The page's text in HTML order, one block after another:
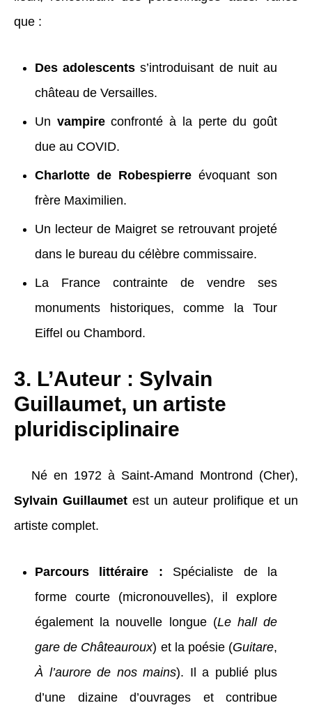
que :
Des adolescents s’introduisant de nuit au
château de Versailles.
Un vampireconfronté à la perte du goût
due au COVID.
Charlotte de Robespierre évoquant son
frère Maximilien.
Un lecteur de Maigret se retrouvant projeté
dans le bureau du célèbre commissaire.
La France contrainte de vendre ses
monuments historiques, comme la Tour
Eiffel ou Chambord.
3. L’Auteur : Sylvain
Guillaumet, un artiste
pluridisciplinaire
Né en 1972 à Saint-Amand Montrond (Cher),
Sylvain Guillaumet est un auteur prolifique et un
artiste complet.
Parcours littéraire : Spécialiste de la
forme courte (micronouvelles), il explore
également la nouvelle longue (Le hall de
gare de Châteauroux) et la poésie (Guitare,
À l’aurore de nos mains). Il a publié plus
d’une dizaine d’ouvrages et contribue